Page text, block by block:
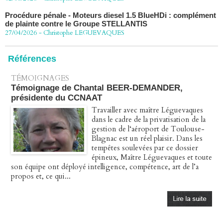
de plainte contre le Groupe STELLANTIS
27/04/2026 -Christophe LEGUEVAQUES
collective ouverte le 2 avril
07/04/2026 -Christophe LEGUEVAQUES
Références
TÉMOIGNAGES
Témoignage de Chantal BEER-DEMANDER,
présidente du CCNAAT
Travailler avec maître Léguevaques
dans le cadre de la privatisation de la
gestion de l‘aéroport de Toulouse-
Blagnac est un réel plaisir. Dans les
tempêtes soulevées par ce dossier
épineux, Maître Léguevaques et toute
son équipe ont déployé intelligence, compétence, art de l’a
propos et, ce qui...